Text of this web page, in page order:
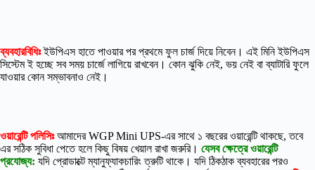
ব্যবহারবিধিঃইউপিএস হাতে পাওয়ার পর প্রথমে ফুল চার্জ দিয়ে নিবেন। এই মিনি ইউপিএস
সিস্টেম ই হচ্ছে সব সময় চার্জে লাগিয়ে রাখবেন। কোন ঝুকি নেই, ভয় নেই বা ব্যাটারি ফুলে
যাওয়ার কোন সম্ভাবনাও নেই।
ওয়ারেন্টি পলিসিঃআমাদের WGP Mini UPS-এর সাথে ১ বছরের ওয়ারেন্টি থাকছে, তবে
এর সঠিক সুবিধা পেতে হলে কিছু বিষয় খেয়াল রাখা জরুরি। যেসব ক্ষেত্রে ওয়ারেন্টি
প্রযোজ্য: যদি প্রোডাক্টে ম্যানুফ্যাকচারিং ত্রুটি থাকে। যদি ঠিকঠাক ব্যবহারের পরও